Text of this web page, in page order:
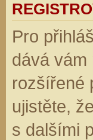
Pro
dává vám
rozšířené
ujistěte,
s dalšími